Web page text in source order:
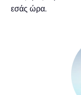
εσάς ώρα.